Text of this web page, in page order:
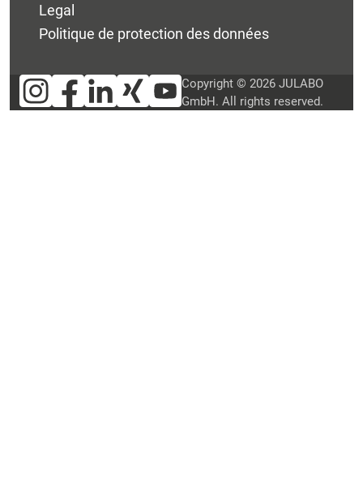
Legal
Politique de protection des données
Copyright © 2026 JULABO
GmbH. All rights reserved.